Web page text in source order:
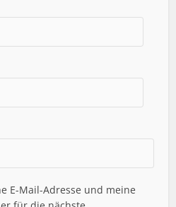
E-Mail-Adresse und meine